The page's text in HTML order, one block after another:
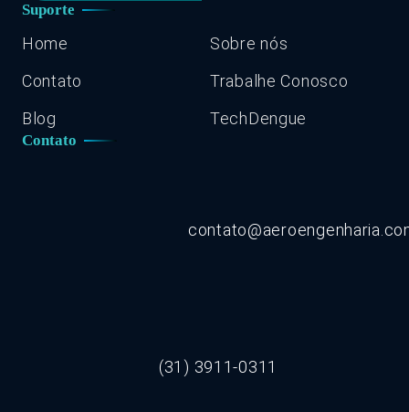
Suporte
Home
Sobre nós
Contato
Trabalhe Conosco
Blog
TechDengue
Contato
(31) 3911-0311